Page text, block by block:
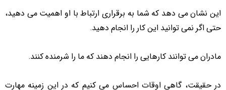
این نشان می دهد که شما به برقراری ارتباط با او اهمیت می دهید،
حتی اگر نمی توانید این کار را انجام دهید.
مادران می توانند کارهایی را انجام دهند که ما را شرمنده کنند.
در حقیقت، گاهی اوقات احساس می کنیم که در این زمینه مهارت